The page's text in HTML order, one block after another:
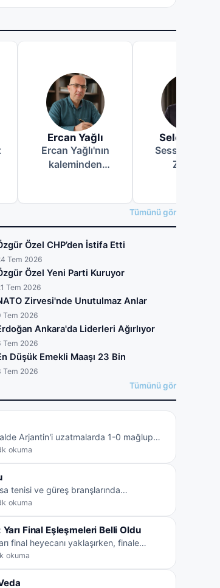
Ercan Yağlı
Ercan Yağlı'nın
kaleminden
Kaldı?
Selçuk Uzun
Sessizce Gelen
Zamlar:
Eksilme
Tümünü gör
Özel CHP’den İstifa Etti
Tem 2026
Özel Yeni Parti Kuruyor
Tem 2026
Zirvesi'nde Unutulmaz Anlar
Tem 2026
Ankara'da Liderleri Ağırlıyor
Tem 2026
Düşük Emekli Maaşı 23 Bin
Tem 2026
Tümünü gör
Arjantin'i uzatmalarda 1-0 mağlup
oldu ve tarihindeki ikinci şampi…
okuma
tenisi ve güreş branşlarında
peş peşe kürsüye çıkarak T…
okuma
Final Eşleşmeleri Belli Oldu
final heyecanı yaklaşırken, finale
ve maç programı netleşti…
okuma